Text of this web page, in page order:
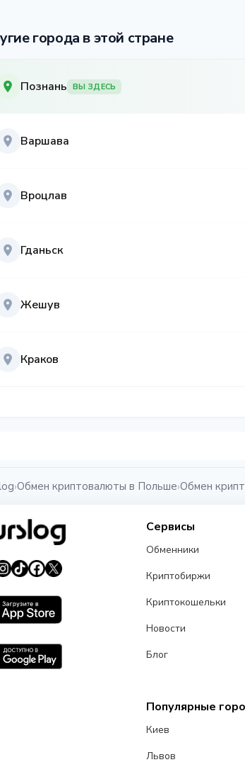
города в этой стране
Познань ВЫ ЗДЕСЬ
Варшава
Вроцлав
Гданьск
Жешув
Краков
›Обмен криптовалюты в Польше›Обмен
Сервисы
Обменники
Криптобиржи
Криптокошельки
Новости
Блог
Популярные
Киев
Львов